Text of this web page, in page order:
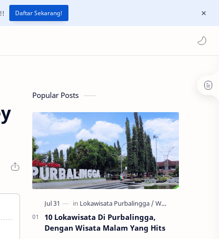
Daftar Sekarang!
Popular Posts
10 Lokawisata Di Purbalingga,
Dengan Wisata Malam Yang Hits